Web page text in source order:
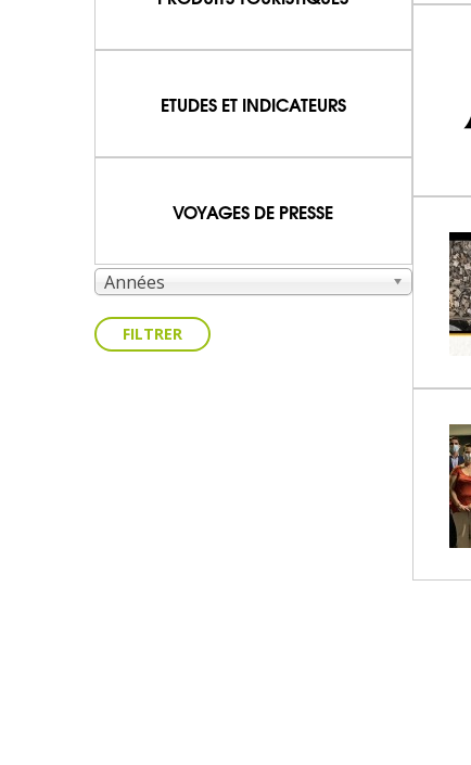
ETUDES ET INDICATEURS
VOYAGES DE PRESSE
Années